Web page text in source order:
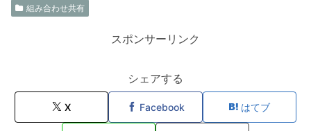
組み合わせ共有
スポンサーリンク
シェアする
X Facebook はてブ